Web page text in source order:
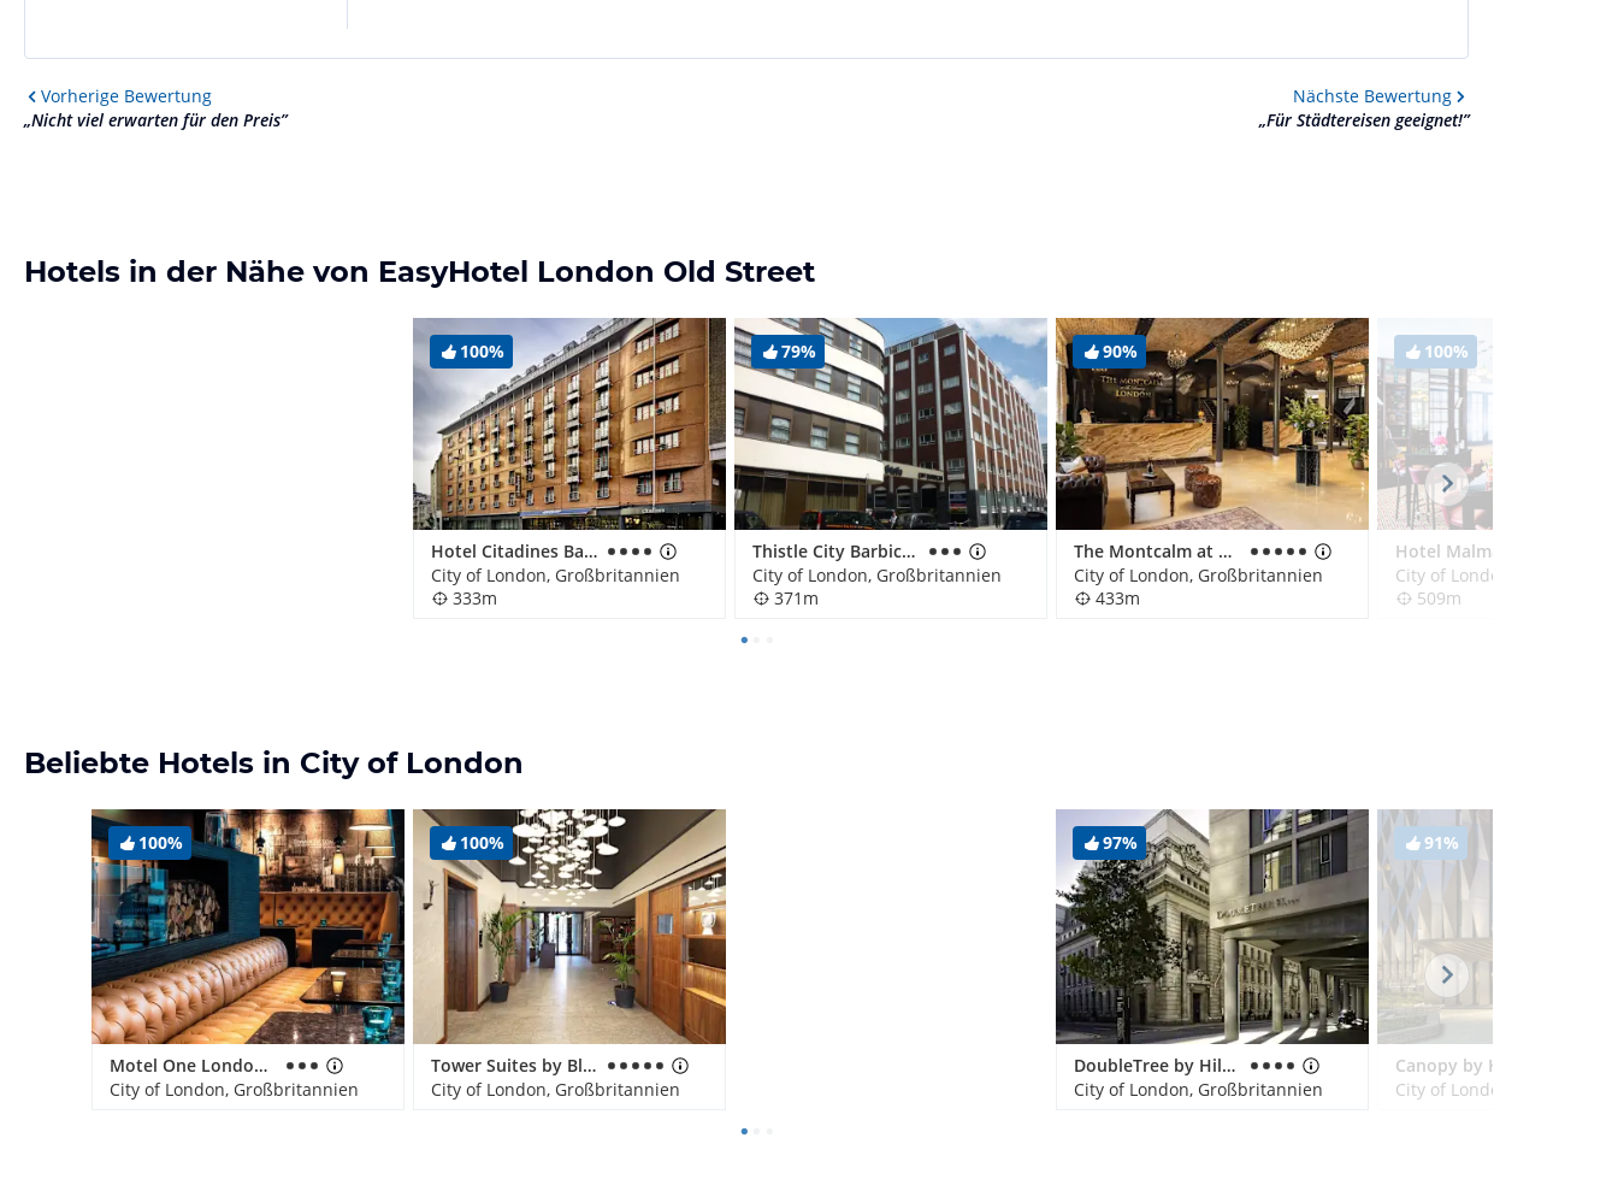
Vorherige Bewertung
„Nicht viel erwarten für den Preis”
Nächste Bewertung
„Für Städtereisen geeignet!”
Hotels in der Nähe von EasyHotel London Old Street
100%
Hotel Citadines Barbican
City of London, Großbritannien
333m
79%
Thistle City Barbican
City of London, Großbritannien
371m
90%
The Montcalm at The Brewery London City
City of London, Großbritannien
433m
100%
City of London,
509m
Beliebte Hotels in City of London
100%
Motel One London-Tower Hill
City of London, Großbritannien
100%
Tower Suites by Blue Orchid
City of London, Großbritannien
97%
DoubleTree by Hilton Hotel London - Tower of London
City of London, Großbritannien
91%
City of London,